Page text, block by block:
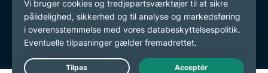
Tjenestevilkår
Cookie-præferencer